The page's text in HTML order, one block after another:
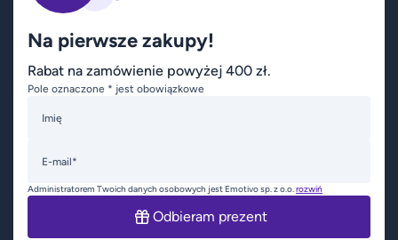
Na pierwsze zakupy!
Rabat na zamówienie powyżej 400 zł.
Pole oznaczone * jest obowiązkowe
Imię
E-mail*
Administratorem Twoich danych osobowych jest Emotivo sp. z o.o.rozwiń
Odbieram prezent